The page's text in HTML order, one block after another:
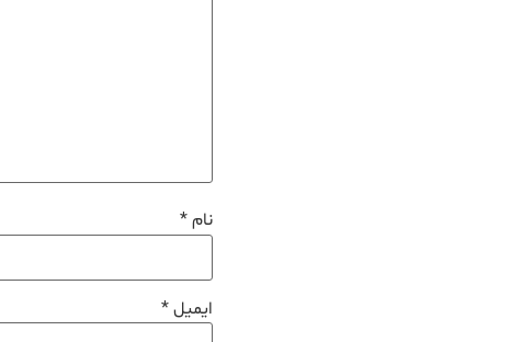
نام*
ایمیل*